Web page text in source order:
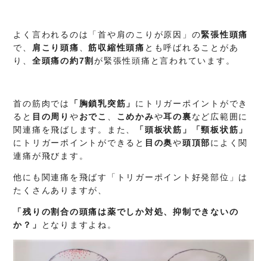
よく言われるのは「首や肩のこりが原因」の緊張性頭痛
で、
肩こり頭痛 、筋収縮性頭痛 とも呼ばれることがあ
り、 全頭痛の約7割が緊張性頭痛と言われています。
首の筋肉では 「胸鎖乳突筋」 にトリガーポイントができ
ると 目の周り やおでこ こめかみや耳の裏など広範囲に
関連痛を飛ばします。また、
「頭板状筋」「頸板状筋」
にトリガーポイントができると 目の奥や頭頂部によく関
連痛が飛びます。
他にも関連痛を飛ばす「トリガーポイント好発部位」は
たくさんありますが、
「残りの割合の頭痛は薬でしか対処、抑制できないの
か？」
となりますよね。